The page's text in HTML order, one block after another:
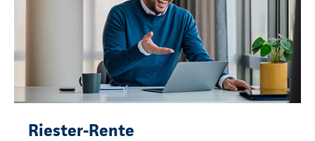
Riester-Rente